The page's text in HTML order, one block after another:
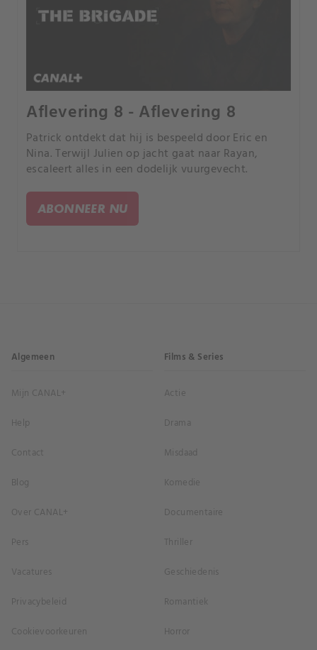
Aflevering 8 - Aflevering 8
Patrick ontdekt dat hij is bespeeld door Eric en
Nina. Terwijl Julien op jacht gaat naar Rayan,
escaleert alles in een dodelijk vuurgevecht.
ABONNEER NU
Algemeen
Mijn CANAL+
Help
Contact
Blog
Over CANAL+
Pers
Vacatures
Privacybeleid
Cookievoorkeuren
Films & Series
Actie
Drama
Misdaad
Komedie
Documentaire
Thriller
Geschiedenis
Romantiek
Horror